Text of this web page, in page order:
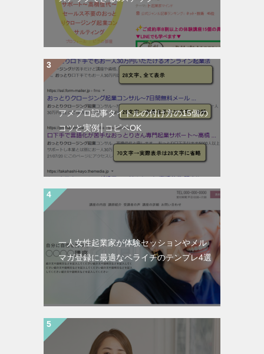
アメブロ記事タイトルの付け方の15個の
コツと実例│コピペOK
一人女性起業家が体験セッションやメル
マガ登録に最適なペライチのテンプレ4選